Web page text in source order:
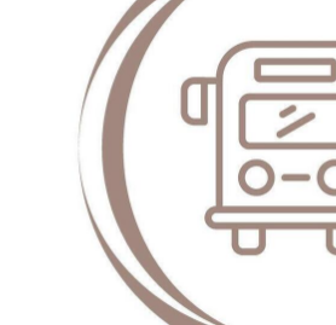
Videos
Motion Graphics
Redaktionelle Bilder
Redaktionelle Ereignisse